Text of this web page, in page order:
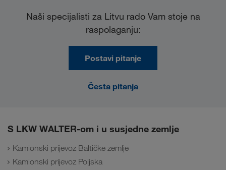
Naši specijalisti za Litvu rado Vam stoje na
raspolaganju:
Postavi pitanje
Česta pitanja
S LKW WALTER-om i u susjedne zemlje
Kamionski prijevoz Baltičke zemlje
Kamionski prijevoz Poljska